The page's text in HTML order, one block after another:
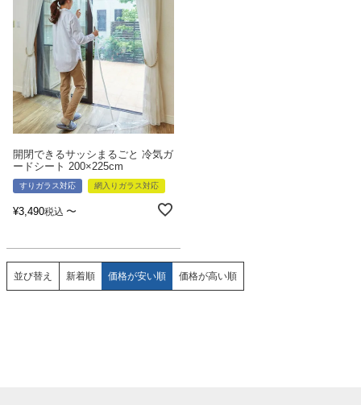
開閉できるサッシまるごと 冷気ガ
ードシート 200×225cm
すりガラス対応 網入りガラス対応
¥3,490税込 〜
並び替え 新着順 価格が安い順 価格が高い順